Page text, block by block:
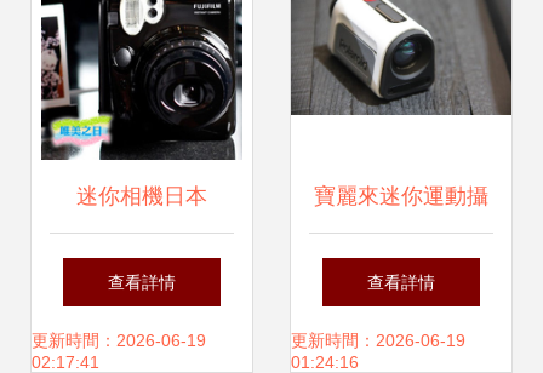
迷你相機日本
2024年最新最全產
品參考指南
查看詳情
更新時間：2026-06-19
02:17:41
寶麗來迷你運動攝
像機一覽 不是最精
只要最小
查看詳情
更新時間：2026-06-19
01:24:16